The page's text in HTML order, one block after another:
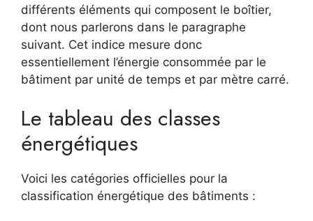
différents éléments qui composent le boîtier,
dont nous parlerons dans le paragraphe
suivant. Cet indice mesure donc
essentiellement l’énergie consommée par le
bâtiment par unité de temps et par mètre carré.
Le tableau des classes
énergétiques
Voici les catégories officielles pour la
classification énergétique des bâtiments :